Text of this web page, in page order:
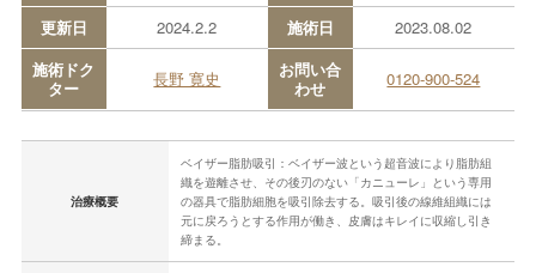
更新日
2024.2.2 施術日
2023.08.02
施術ドク
ター
長野 寛史
お問い合
わせ
0120-900-524
治療概要
ベイザー脂肪吸引：ベイザー波という超音波により脂肪組
織を遊離させ、その後刃のない「カニューレ」という専用
の器具で脂肪細胞を吸引除去する。吸引後の線維組織には
元に戻ろうとする作用が働き、皮膚はキレイに収縮し引き
締まる。